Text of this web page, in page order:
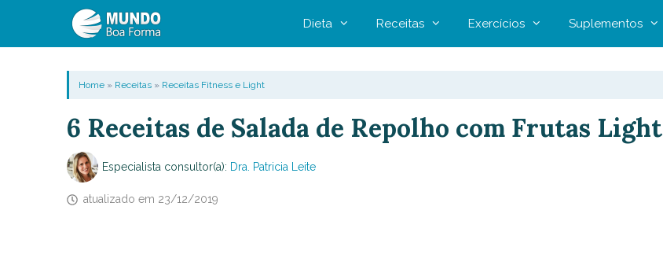
Dieta Receitas Exercícios Suplementos
Home» Receitas» Receitas Fitness e Light
6 Receitas de Salada de Repolho com Frutas Light
Especialista consultor(a): Dra. Patricia Leite
atualizado em 23/12/2019